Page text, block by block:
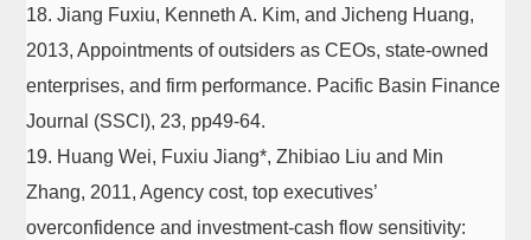
18. Jiang Fuxiu, Kenneth A. Kim, and Jicheng Huang,
2013, Appointments of outsiders as CEOs, state-owned
enterprises, and firm performance. Pacific Basin Finance
Journal (SSCI), 23, pp49-64.
19. Huang Wei, Fuxiu Jiang*, Zhibiao Liu and Min
Zhang, 2011, Agency cost, top executives’
overconfidence and investment-cash flow sensitivity: